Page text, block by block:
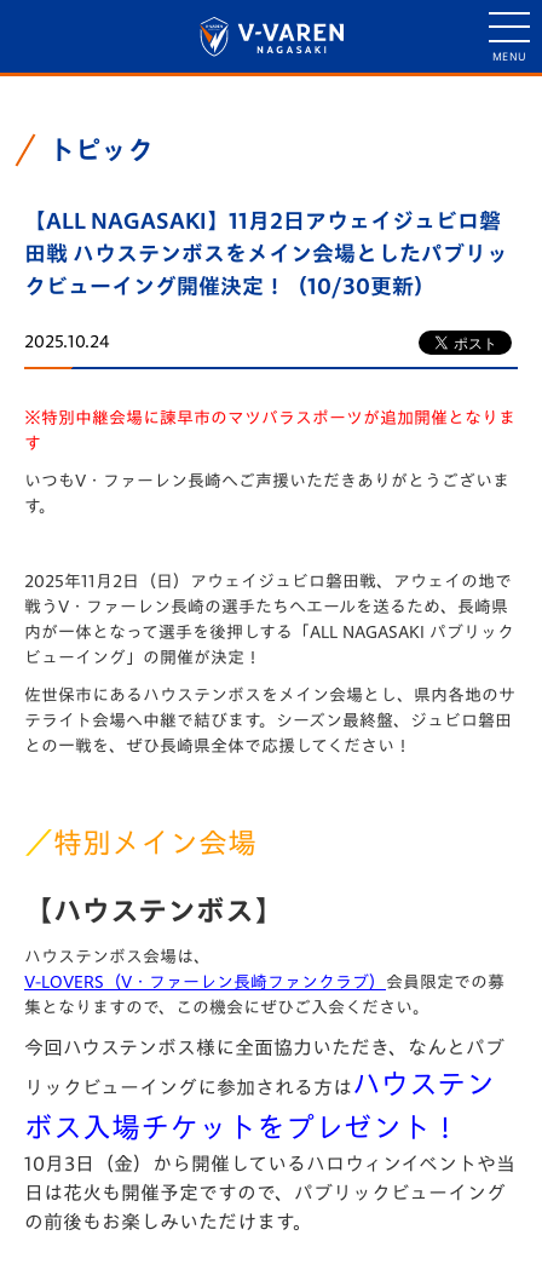
トピック
【ALL NAGASAKI】11月2日アウェイジュビロ磐
田戦 ハウステンボスをメイン会場としたパブリッ
クビューイング開催決定！（10/30更新）
2025.10.24
※特別中継会場に諫早市のマツバラスポーツが追加開催となりま
す
いつもV・ファーレン長崎へご声援いただきありがとうございま
す。
2025年11月2日（日）アウェイジュビロ磐田戦、アウェイの地で
戦うV・ファーレン長崎の選手たちへエールを送るため、長崎県
内が一体となって選手を後押しする「ALL NAGASAKI パブリック
ビューイング」の開催が決定！
佐世保市にあるハウステンボスをメイン会場とし、県内各地のサ
テライト会場へ中継で結びます。シーズン最終盤、ジュビロ磐田
との一戦を、ぜひ長崎県全体で応援してください！
／特別メイン会場
【ハウステンボス】
ハウステンボス会場は、
V-LOVERS（V・ファーレン長崎ファンクラブ） 会員限定での募
集となりますので、この機会にぜひご入会ください。
今回ハウステンボス様に全面協力いただき、なんとパブ
リックビューイングに参加される方はハウステン
ボス入場チケットをプレゼント！
10月3日（金）から開催しているハロウィンイベントや当
日は花火も開催予定ですので、パブリックビューイング
の前後もお楽しみいただけます。